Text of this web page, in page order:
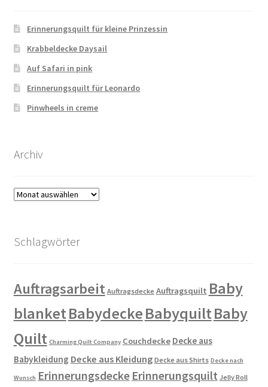
Erinnerungsquilt für kleine Prinzessin
Krabbeldecke Daysail
Auf Safari in pink
Erinnerungsquilt für Leonardo
Pinwheels in creme
Archiv
Archiv
Schlagwörter
Auftragsarbeit Auftragsdecke Auftragsquilt Baby
blanketBabydeckeBabyquiltBaby
Quilt Charming Quilt Company Couchdecke Decke aus
Babykleidung Decke aus Kleidung Decke aus Shirts Decke nach
Wunsch Erinnerungsdecke Erinnerungsquilt Jelly Roll